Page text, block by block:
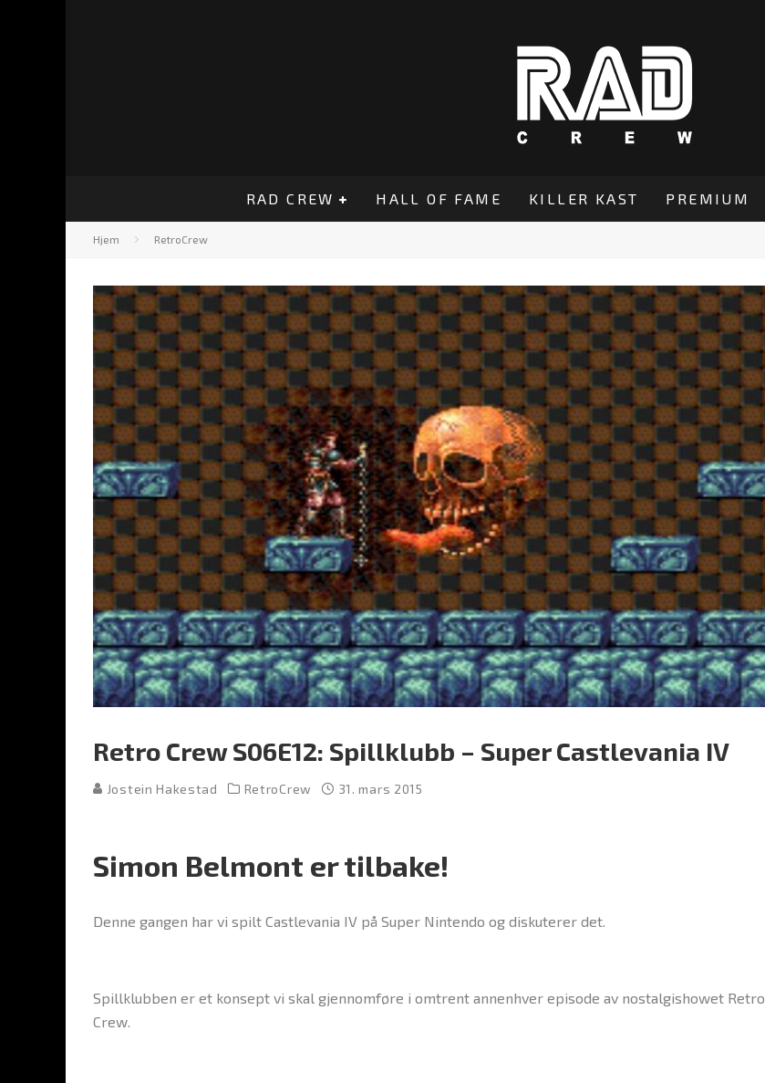
RAD CREW HALL OF FAME KILLER KAST PREMIUM
Hjem RetroCrew
Retro Crew S06E12: Spillklubb – Super Castlevania IV
Jostein Hakestad RetroCrew 31. mars 2015
Simon Belmont er tilbake!
Denne gangen har vi spilt Castlevania IV på Super Nintendo og diskuterer det.
Spillklubben er et konsept vi skal gjennomføre i omtrent annenhver episode av nostalgishowet Retro
Crew.